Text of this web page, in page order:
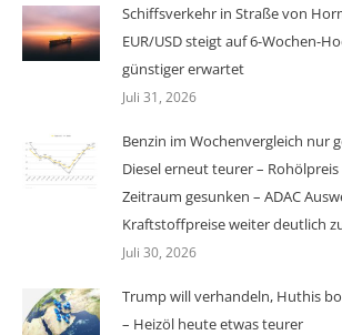
Schiffsverkehr in Straße von
EUR/USD steigt auf 6-Wochen-
günstiger erwartet
Juli 31, 2026
Benzin im Wochenvergleich nur
Diesel erneut teurer –
Zeitraum gesunken – ADAC
Kraftstoffpreise weiter deutlich
Juli 30, 2026
Trump will verhandeln, Huthis
– Heizöl heute etwas teurer